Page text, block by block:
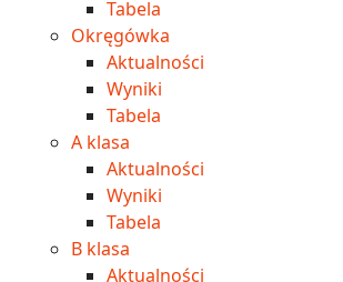
Tabela
Okręgówka
Aktualności
Wyniki
Tabela
A klasa
Aktualności
Wyniki
Tabela
B klasa
Aktualności